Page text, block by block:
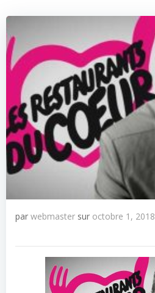
par webmaster sur octobre 1, 2018